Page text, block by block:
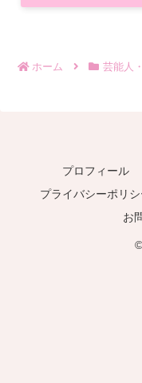
ホーム 芸能人
プロフィール
プライバシーポリシ
お